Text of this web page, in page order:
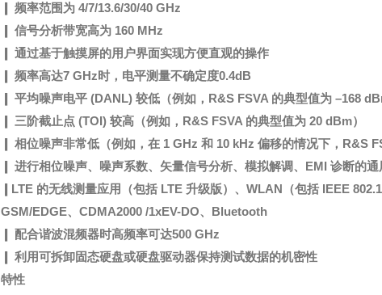
❙ 频率范围为 4/7/13.6/30/40 GHz
❙ 信号分析带宽高为 160 MHz
❙ 通过基于触摸屏的用户界面实现方便直观的操作
❙ 频率高达7 GHz时，电平测量不确定度0.4dB
❙ 平均噪声电平 (DANL) 较低（例如，R&S FSVA 的典型值为 –168
❙ 三阶截止点 (TOI) 较高（例如，R&S FSVA 的典型值为 20 dBm）
❙ 相位噪声非常低（例如，在 1 GHz 和 10 kHz 偏移的情况下，R&S
❙ 进行相位噪声、噪声系数、矢量信号分析、模拟解调、EMI 诊断的通
❙LTE 的无线测量应用（包括 LTE 升级版）、WLAN（包括 IEEE
GSM/EDGE、CDMA2000 /1xEV-DO、Bluetooth
❙ 配合谐波混频器时高频率可达500 GHz
❙ 利用可拆卸固态硬盘或硬盘驱动器保持测试数据的机密性
特性